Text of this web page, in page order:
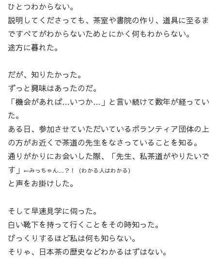
ひとつわからない。
説明してくださっても、茶室や書院の作り、道具に至るま
ですべてがわからないためとにかく何もわからない。
途方に暮れた。
だが、知りたかった。
ずっと興味はあったのだ。
「機会があれば…いつか…」と言い続けて数年が経ってい
た。
ある日、参加させていただいているボランティア団体の上
の方がお近くで茶道の先生をなさっていることを知る。
通りがかりにお会いした際、「先生、私茶道がやりたいで
す」 ←みっちゃん…？！（わかる人はわかる）
と声をお掛けした。
そして早速見学に伺った。
白い靴下を持って行くことをその時知った。
びっくりするほど私は何も知らない。
そりゃ、日本茶の歴史などわかるはずはない。